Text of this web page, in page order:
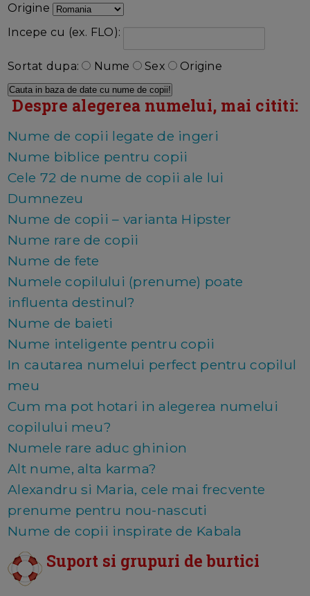
Origine
Incepe cu (ex. FLO):
Sortat dupa: Nume Sex Origine
Despre alegerea numelui, mai cititi:
Nume de copii legate de ingeri
Nume biblice pentru copii
Cele 72 de nume de copii ale lui
Dumnezeu
Nume de copii – varianta Hipster
Nume rare de copii
Nume de fete
Numele copilului (prenume) poate
influenta destinul?
Nume de baieti
Nume inteligente pentru copii
In cautarea numelui perfect pentru copilul
meu
Cum ma pot hotari in alegerea numelui
copilului meu?
Numele rare aduc ghinion
Alt nume, alta karma?
Alexandru si Maria, cele mai frecvente
prenume pentru nou-nascuti
Nume de copii inspirate de Kabala
Suport si grupuri de burtici